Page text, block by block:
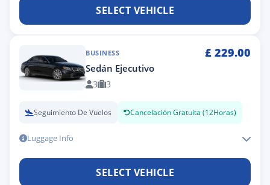
SELECT VEHICLE
BUSINESS £ 229.00
Sedán Ejecutivo
3 3
Seguimiento De Vuelos Cancelación Gratuita (12Horas)
Luggage Info
SELECT VEHICLE